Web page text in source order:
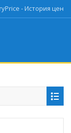
- История цен